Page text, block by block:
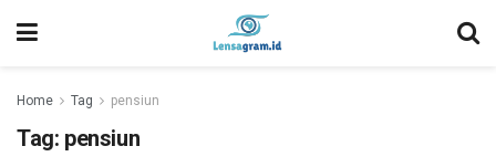
Home Tag pensiun
Tag: pensiun